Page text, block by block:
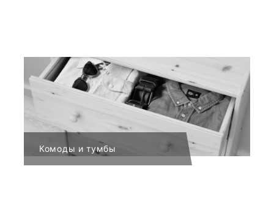
Комоды и тумбы